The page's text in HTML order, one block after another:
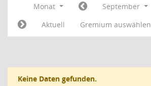
Monat September
Aktuell
Gremium auswählen
Keine Daten gefunden.